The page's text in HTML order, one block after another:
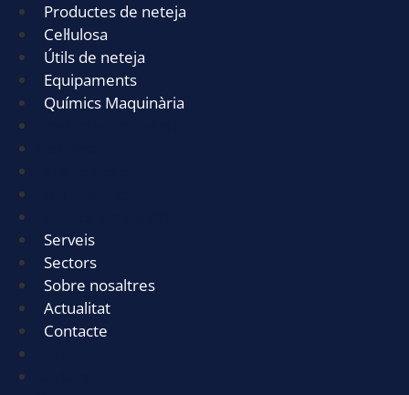
Productes de neteja
Cel·lulosa
Útils de neteja
Equipaments
Químics Maquinària
Serveis
Sectors
Sobre nosaltres
Actualitat
Contacte